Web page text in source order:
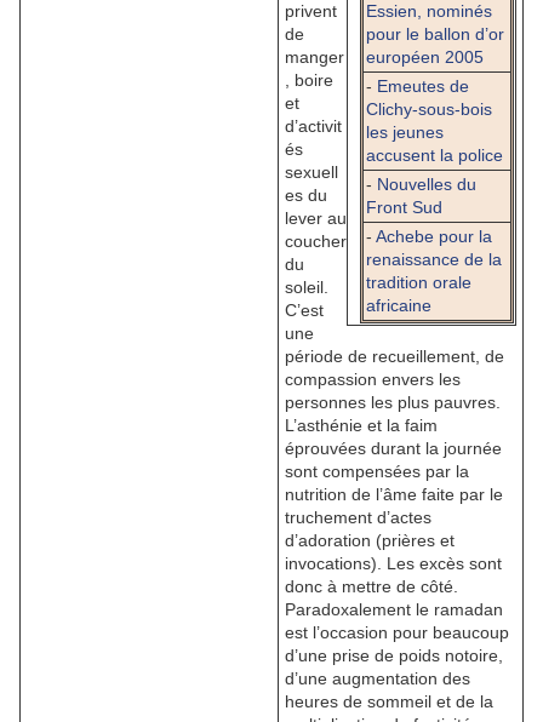
Essien, nominés
pour le ballon d’or
européen 2005
- Emeutes de
Clichy-sous-bois
les jeunes
accusent la police
- Nouvelles du
Front Sud
- Achebe pour la
renaissance de la
tradition orale
africaine
privent
de
manger
, boire
et
d’activit
és
sexuell
es du
lever au
coucher
du
soleil.
C’est
une
période de recueillement, de
compassion envers les
personnes les plus pauvres.
L’asthénie et la faim
éprouvées durant la journée
sont compensées par la
nutrition de l’âme faite par le
truchement d’actes
d’adoration (prières et
invocations). Les excès sont
donc à mettre de côté.
Paradoxalement le ramadan
est l’occasion pour beaucoup
d’une prise de poids notoire,
d’une augmentation des
heures de sommeil et de la